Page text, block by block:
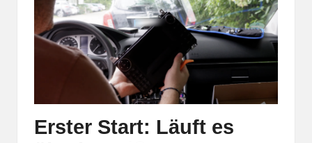
Erster Start: Läuft es